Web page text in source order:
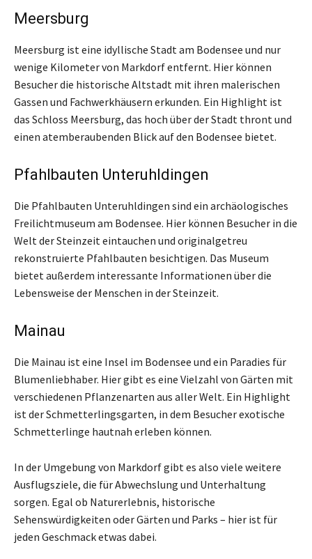
Meersburg
Meersburg ist eine idyllische Stadt am Bodensee und nur
wenige Kilometer von Markdorf entfernt. Hier können
Besucher die historische Altstadt mit ihren malerischen
Gassen und Fachwerkhäusern erkunden. Ein Highlight ist
das Schloss Meersburg, das hoch über der Stadt thront und
einen atemberaubenden Blick auf den Bodensee bietet.
Pfahlbauten Unteruhldingen
Die Pfahlbauten Unteruhldingen sind ein archäologisches
Freilichtmuseum am Bodensee. Hier können Besucher in die
Welt der Steinzeit eintauchen und originalgetreu
rekonstruierte Pfahlbauten besichtigen. Das Museum
bietet außerdem interessante Informationen über die
Lebensweise der Menschen in der Steinzeit.
Mainau
Die Mainau ist eine Insel im Bodensee und ein Paradies für
Blumenliebhaber. Hier gibt es eine Vielzahl von Gärten mit
verschiedenen Pflanzenarten aus aller Welt. Ein Highlight
ist der Schmetterlingsgarten, in dem Besucher exotische
Schmetterlinge hautnah erleben können.
In der Umgebung von Markdorf gibt es also viele weitere
Ausflugsziele, die für Abwechslung und Unterhaltung
sorgen. Egal ob Naturerlebnis, historische
Sehenswürdigkeiten oder Gärten und Parks – hier ist für
jeden Geschmack etwas dabei.